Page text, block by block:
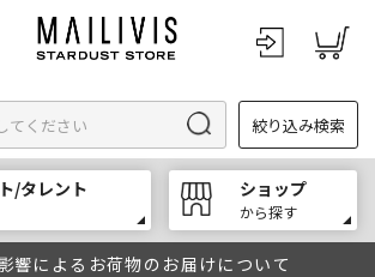
絞り込み検索
/タレント ショップ
から探す
響によるお荷物のお届けについて